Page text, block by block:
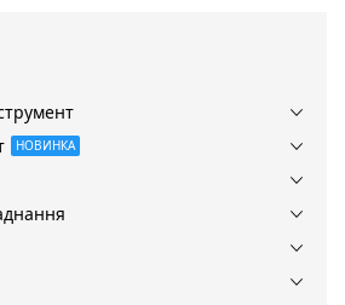
НОВИНКА